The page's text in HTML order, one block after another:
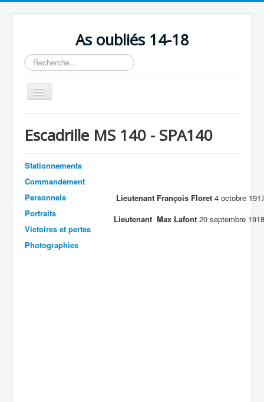
As oubliés 14-18
Rechercher
Basculer
la
Chronologie
Escadrilles
Organisation
Avions
Formation
Escadrille MS 140 - SPA140
Stationnements
Commandement
Personnels
Portraits
Victoires et pertes
Photographies
Lieutenant François Floret 4 octobre
Lieutenant Max Lafont 20 septembre 1918